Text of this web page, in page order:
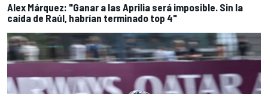
Alex Márquez: "Ganar a las Aprilia será imposible. Sin la
caída de Raúl, habrían terminado top 4"